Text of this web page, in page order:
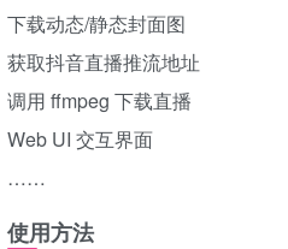
下载动态/静态封面图
获取抖音直播推流地址
调用 ffmpeg 下载直播
Web UI 交互界面
……
使用方法